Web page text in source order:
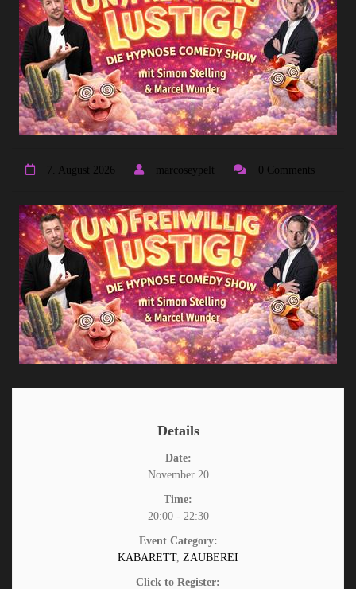
7. August 2026 marcoseypelt 0 Comments
Details
Date:
November 20
Time:
20:00 - 22:30
Event Category:
KABARETT, ZAUBEREI
Click to Register: